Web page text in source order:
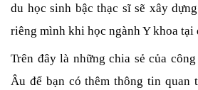
du học sinh bậc thạc sĩ sẽ xây
riêng mình khi học ngành Y khoa tại
Trên đây là những chia sẻ của
Âu để bạn có thêm thông tin quan